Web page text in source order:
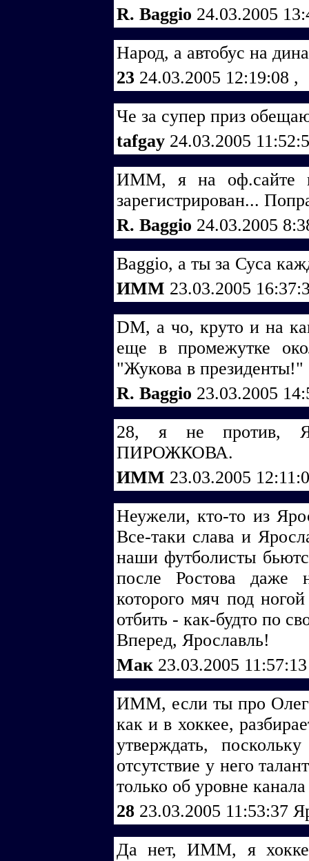
R. Baggio 24.03.2005
Народ, а автобус на
23 24.03.2005 12:19:08 ,
Че за супер приз
tafgay 24.03.2005
ИММ, я на оф.сайте
зарегистрирован...
R. Baggio 24.03.2005
Baggio, а ты за Суса
ИММ 23.03.2005
DM, а чо, круто и на
еще в промежутке
"Жукова в
R. Baggio 23.03.2005
28, я не
ПИРОЖКОВА.
ИММ 23.03.2005
Неужели, кто-то из
Все-таки слава и
наши футболисты
после Ростова даже
которого мяч под
отбить - как-будто по
Вперед, Ярославль!
Мак 23.03.2005
ИММ, если ты про
как и в хоккее,
утверждать,
отсутствие у него
только об уровне
28 23.03.2005 11:53:37
Да нет, ИММ, я